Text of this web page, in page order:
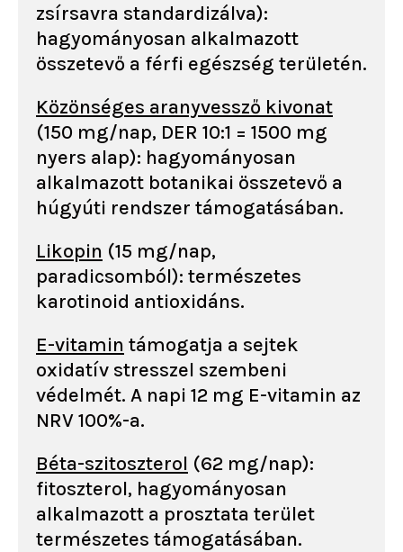
zsírsavra standardizálva):
hagyományosan alkalmazott
összetevő a férfi egészség területén.
Közönséges aranyvessző kivonat
(150 mg/nap, DER 10:1 = 1500 mg
nyers alap): hagyományosan
alkalmazott botanikai összetevő a
húgyúti rendszer támogatásában.
Likopin (15 mg/nap,
paradicsomból): természetes
karotinoid antioxidáns.
E-vitamin támogatja a sejtek
oxidatív stresszel szembeni
védelmét. A napi 12 mg E-vitamin az
NRV 100%-a.
Béta-szitoszterol (62 mg/nap):
fitoszterol, hagyományosan
alkalmazott a prosztata terület
természetes támogatásában.